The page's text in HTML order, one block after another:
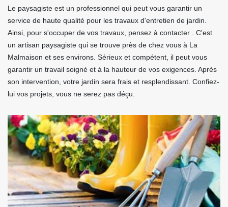
Le paysagiste est un professionnel qui peut vous garantir un
service de haute qualité pour les travaux d'entretien de jardin.
Ainsi, pour s'occuper de vos travaux, pensez à contacter . C'est
un artisan paysagiste qui se trouve près de chez vous à La
Malmaison et ses environs. Sérieux et compétent, il peut vous
garantir un travail soigné et à la hauteur de vos exigences. Après
son intervention, votre jardin sera frais et resplendissant. Confiez-
lui vos projets, vous ne serez pas déçu.